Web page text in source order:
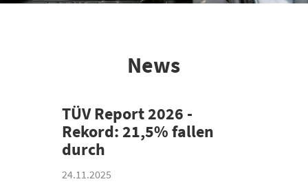
News
TÜV Report 2026 -
Rekord: 21,5% fallen
durch
24.11.2025